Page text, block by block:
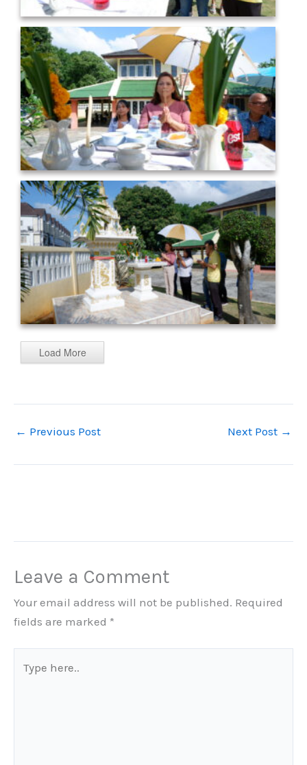
Load More
← Previous Post Next Post →
Leave a Comment
Your email address will not be published. Required
fields are marked *
here..